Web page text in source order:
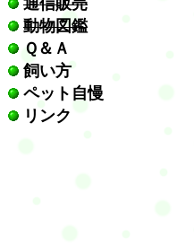
通信販売
動物図鑑
Ｑ＆Ａ
飼い方
ペット自慢
リンク